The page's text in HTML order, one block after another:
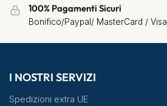
100% Pagamenti Sicuri
Bonifico/Paypal/ MasterCard / Visa
I NOSTRI SERVIZI
Spedizioni extra UE